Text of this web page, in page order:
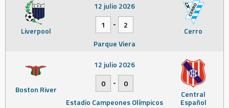
Liverpool Cerro
12 julio 2026
1
-
2
Parque Viera
Boston River Central
Español
12 julio 2026
0
-
0
Estadio Campeones Olímpicos